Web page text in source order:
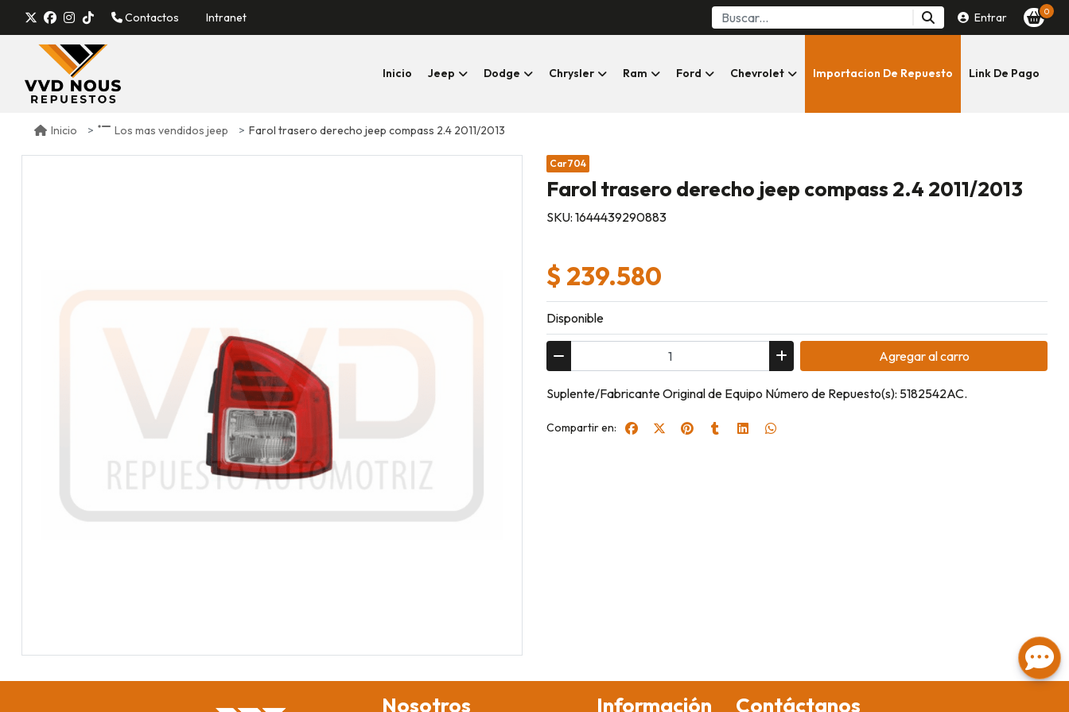
Contactos Intranet Entrar 0
Inicio Jeep Dodge Chrysler Ram Ford Chevrolet Importacion De Repuesto Link De Pago
Inicio Los mas vendidos jeep Farol trasero derecho jeep compass 2.4 2011/2013
Car704
Farol trasero derecho jeep compass 2.4 2011/2013
SKU: 1644439290883
$ 239.580
Disponible
Agregaral carro
Suplente/Fabricante Original de Equipo Número de Repuesto(s): 5182542AC.
Compartir en:
Nosotros Información Contáctanos